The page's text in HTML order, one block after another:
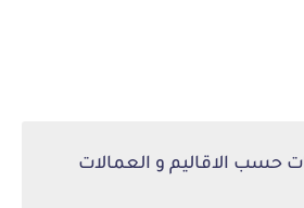
حسب الاقاليم و العمالات